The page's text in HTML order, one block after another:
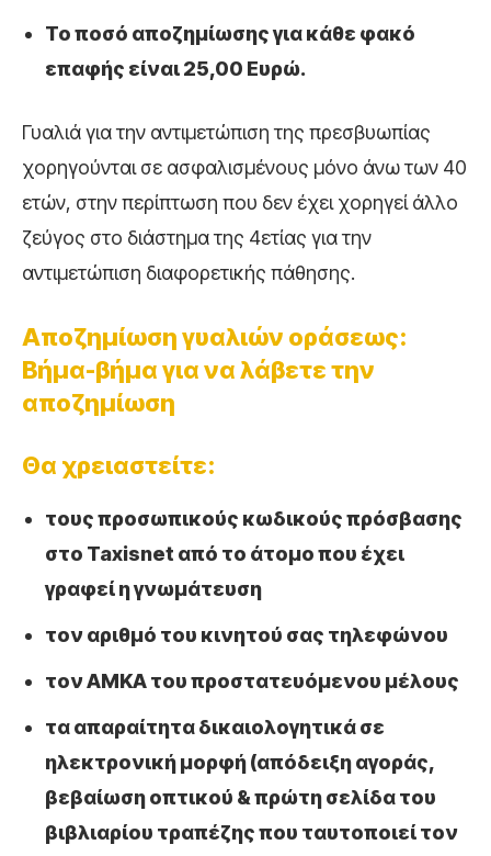
Το ποσό αποζημίωσης για κάθε φακό
επαφής είναι 25,00 Ευρώ.
Γυαλιά για την αντιμετώπιση της πρεσβυωπίας
χορηγούνται σε ασφαλισμένους μόνο άνω των 40
ετών, στην περίπτωση που δεν έχει χορηγεί άλλο
ζεύγος στο διάστημα της 4ετίας για την
αντιμετώπιση διαφορετικής πάθησης.
Αποζημίωση γυαλιών οράσεως:
Βήμα-βήμα για να λάβετε την
αποζημίωση
Θα χρειαστείτε:
τους προσωπικούς κωδικούς πρόσβασης
στο Taxisnet από το άτομο που έχει
γραφεί η γνωμάτευση
τον αριθμό του κινητού σας τηλεφώνου
τον ΑΜΚΑ του προστατευόμενου μέλους
τα απαραίτητα δικαιολογητικά σε
ηλεκτρονική μορφή (απόδειξη αγοράς,
βεβαίωση οπτικού & πρώτη σελίδα του
βιβλιαρίου τραπέζης που ταυτοποιεί τον